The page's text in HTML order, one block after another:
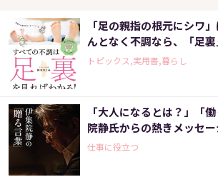
「足の親指の根元にシワ
んとなく不調なら、「足裏
トピックス,実用書,暮らし
「大人になるとは？」「
院静氏からの熱きメッセー
仕事に役立つ